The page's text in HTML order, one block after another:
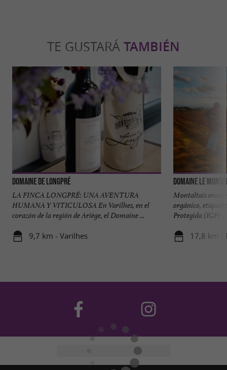
TE GUSTARÁ TAMBIÉN
Domaine de Longpré
LA FINCA LONGPRÉ: UNA AVENTURA
HUMANA Y VITICULOSA En Varilhes, en el
corazón de la región de Ariège, el Domaine ...
9,7 km - Varilhes
Domaine Le
Montaltais
orgánico,
Protegida (IGP) ...
17,8 km -